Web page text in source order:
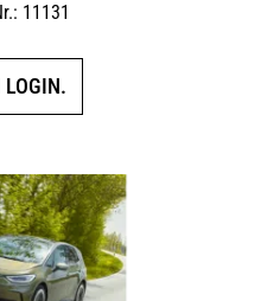
mit
11131
LOGIN.